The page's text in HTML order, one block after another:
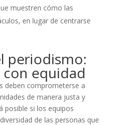
muestren cómo las
en lugar de centrarse
periodismo:
equidad
deben comprometerse a
de manera justa y
posible si los equipos
de las personas que